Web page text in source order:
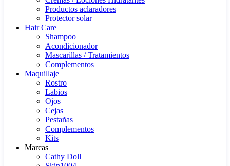
Productos aclaradores
Protector solar
Hair Care
Shampoo
Acondicionador
Mascarillas / Tratamientos
Complementos
Maquillaje
Rostro
Labios
Ojos
Cejas
Pestañas
Complementos
Kits
Marcas
Cathy Doll